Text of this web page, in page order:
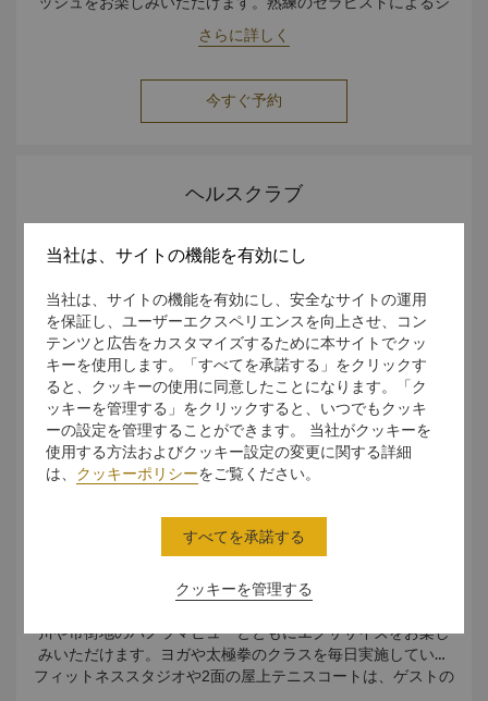
グネチャートリートメントで至高のひとときをご満喫くださ
い。
くつろいだ環境でスパをお楽しみいただくため、12歳未満の
ゲストの皆様のご利用はお断りさせていただいております。
さらに詳しく
今すぐ予約
ヘルスクラブ
明るい緑色の壁が印象的なエントランスに足を踏み入れる
からの絶景をご覧いただけるヘルスクラブがございます。ラ
川や市街地のパノラマビューとともにエクササイズをお楽し
みいただけます。ヨガや太極拳のクラスを毎日実施している
フィットネススタジオや2面の屋上テニスコートは、ゲストの
当社は、サイトの機能を有効にし
当社は、サイトの機能を有効にし、安全なサイトの運用
を保証し、ユーザーエクスペリエンスを向上させ、コン
テンツと広告をカスタマイズするために本サイトでクッ
キーを使用します。「すべてを承諾する」をクリックす
ると、クッキーの使用に同意したことになります。「ク
ッキーを管理する」をクリックすると、いつでもクッキ
ーの設定を管理することができます。 当社がクッキーを
使用する方法およびクッキー設定の変更に関する詳細
は、 クッキーポリシーをご覧ください。
クッキーを管理する
すべてを承諾する